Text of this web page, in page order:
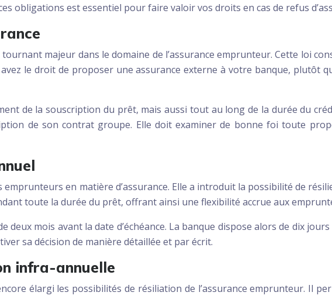
obligations est essentiel pour faire valoir vos droits en cas de refus
majeur dans le domaine de l’assurance emprunteur. Cette loi
le droit de proposer une assurance externe à votre banque, plutôt
de la souscription du prêt, mais aussi tout au long de la durée du
de son contrat groupe. Elle doit examiner de bonne foi toute
en matière d’assurance. Elle a introduit la possibilité de
toute la durée du prêt, offrant ainsi une flexibilité accrue aux
deux mois avant la date d’échéance. La banque dispose alors de dix
sa décision de manière détaillée et par écrit.
infra-annuelle
élargi les possibilités de résiliation de l’assurance emprunteur. Il